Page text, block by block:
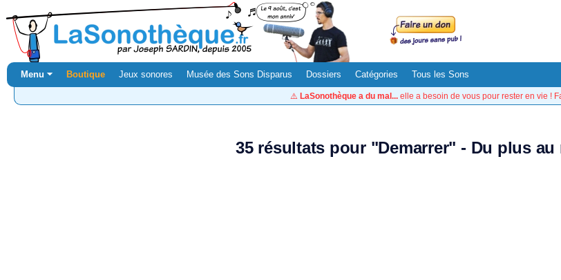
Menu ⏷ Boutique Jeux sonores Musée des Sons Disparus Dossiers Catégories Tous les Sons
⚠️ LaSonothèque a du mal... elle a besoin de vous pour rester en vie !
35 résultats pour "Demarrer" - Du plus